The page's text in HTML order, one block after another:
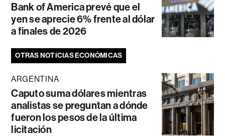
Bank of America prevé que el
yen se aprecie 6% frente al dólar
a finales de 2026
OTRAS NOTICIAS ECONÓMICAS
ARGENTINA
Caputo suma dólares mientras
analistas se preguntan a dónde
fueron los pesos de la última
licitación